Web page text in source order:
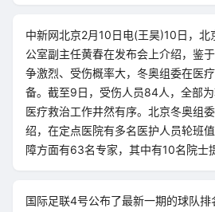
中新网北京2月10日电(王昊)10日，北
公室副主任黄春在发布会上介绍，鉴
争激烈、受伤概率大，冬奥组委在医
备。截至9日，受伤人员84人，全部为
医疗救治工作井然有序。北京冬奥组
绍，在定点医院有多名医护人员轮班
障方面有63名专家，其中有10名院士
国际足联4号公布了最新一期的球队